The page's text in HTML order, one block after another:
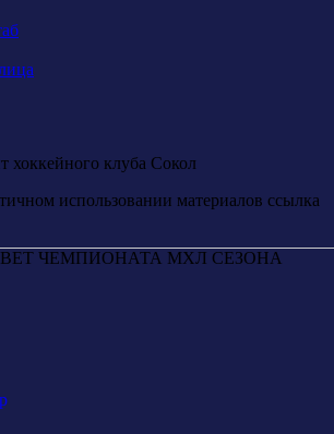
клуба Сокол
использовании материалов ссылка
ЧЕМПИОНАТА МХЛ СЕЗОНА